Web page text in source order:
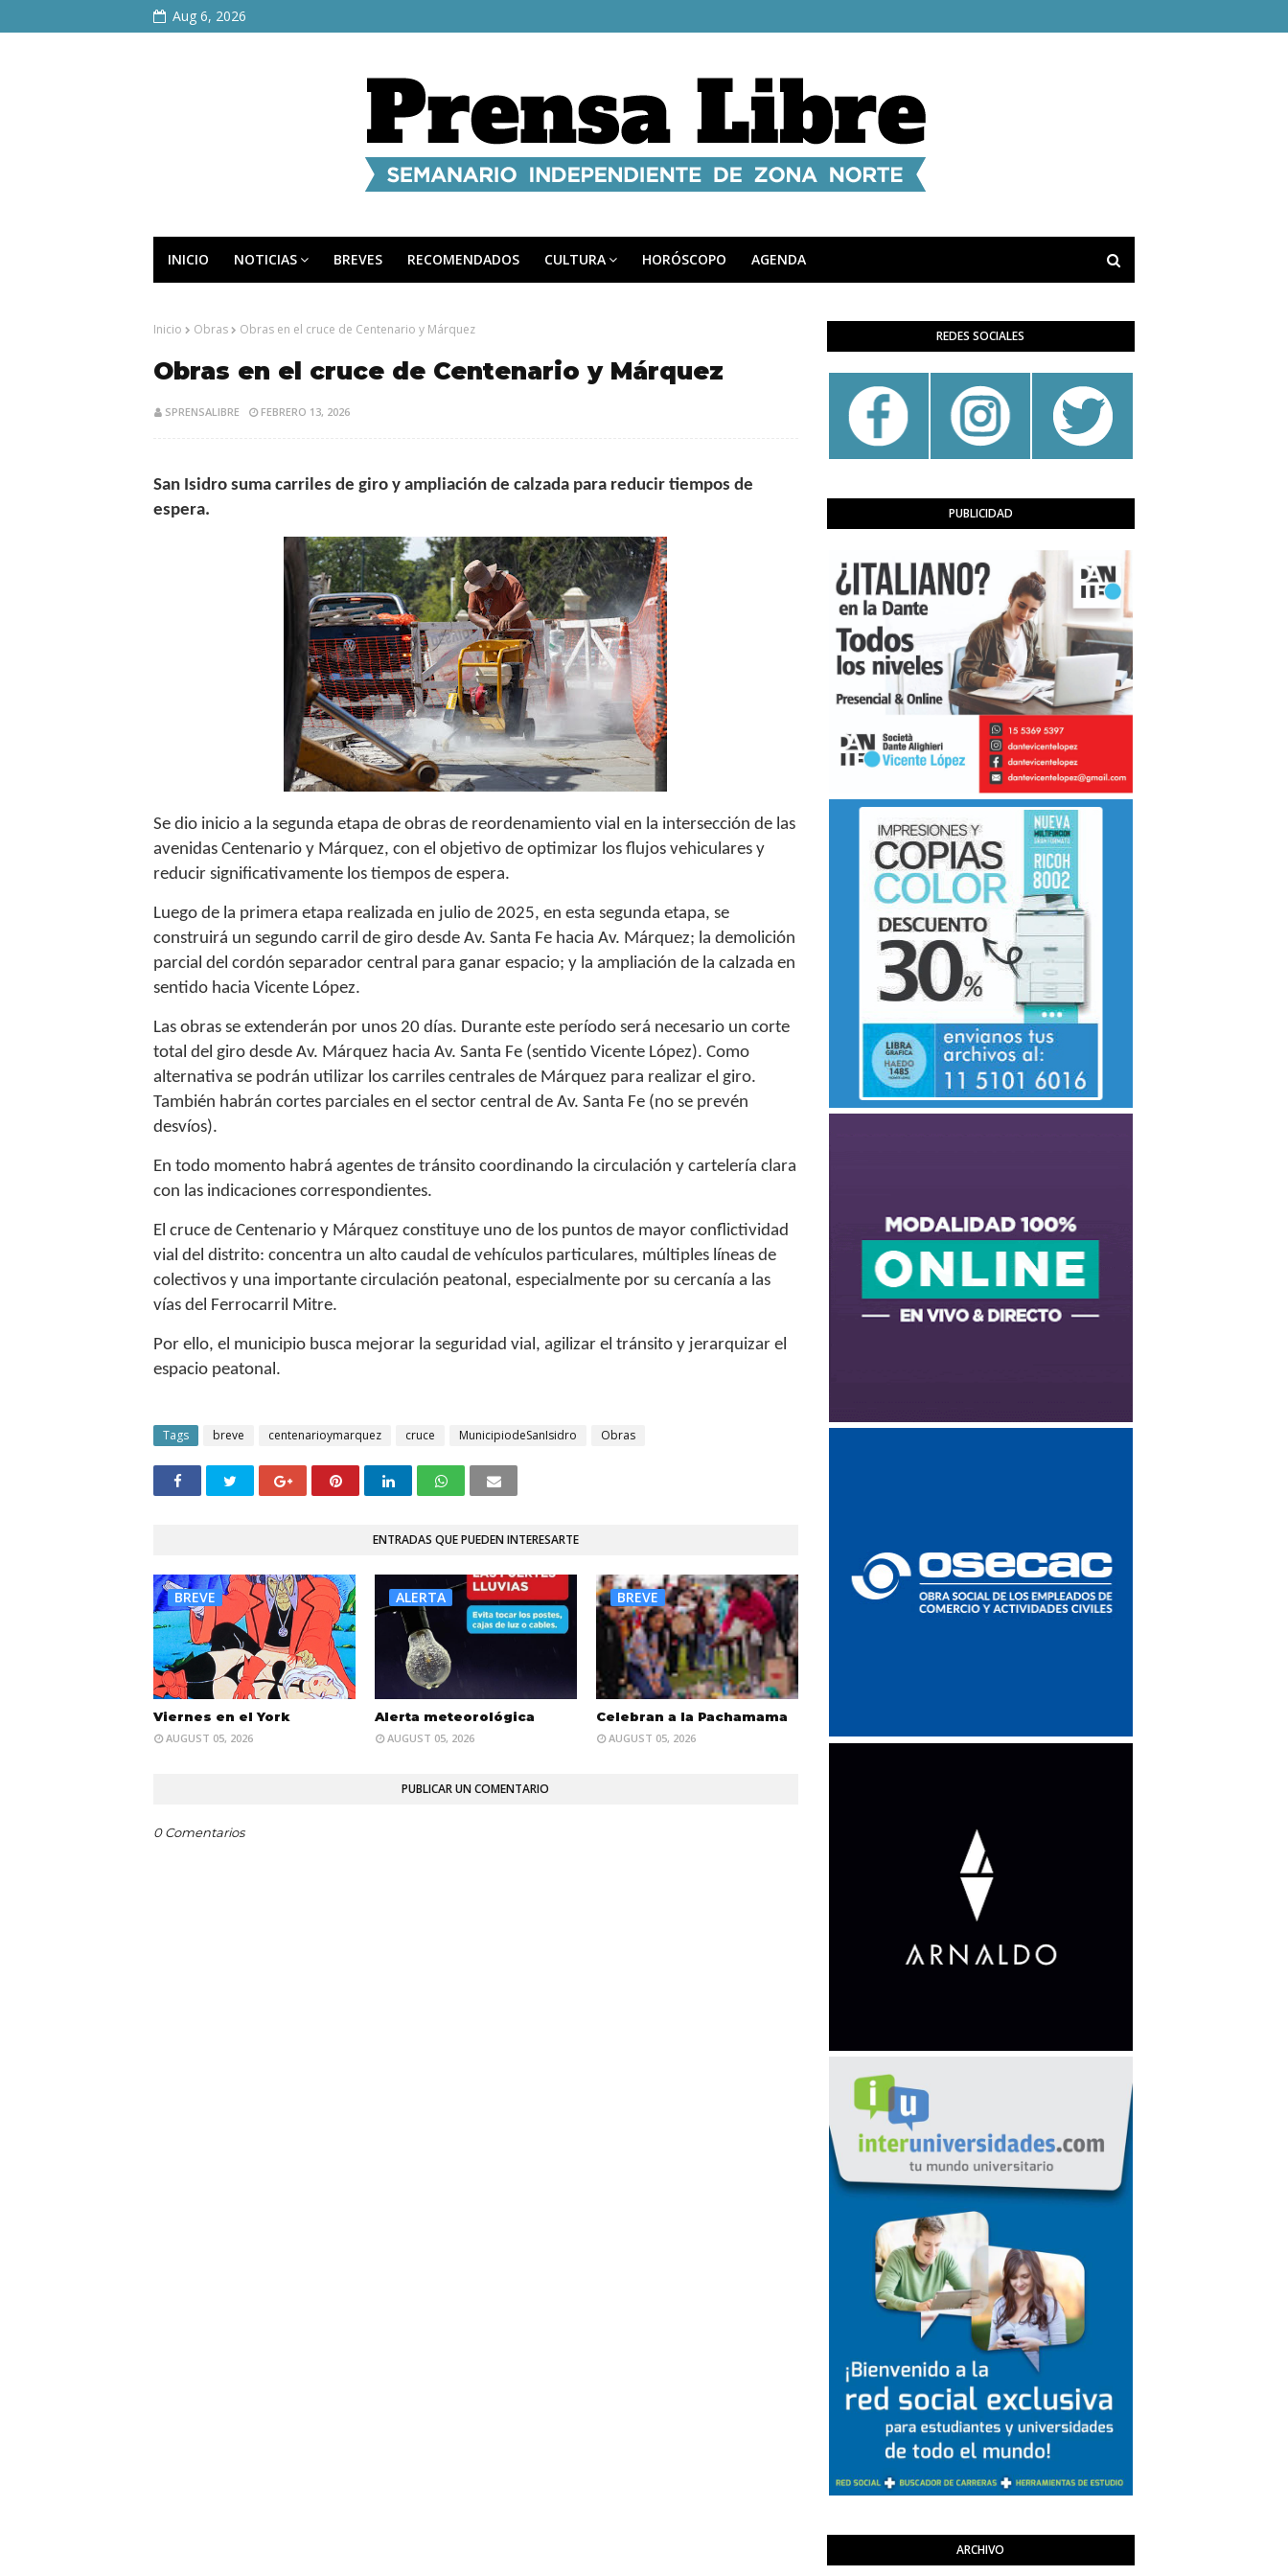
Aug 6, 2026
INICIO NOTICIAS BREVES RECOMENDADOS CULTURA HORÓSCOPO AGENDA
Inicio Obras Obras en el cruce de Centenario y Márquez
Obras en el cruce de Centenario y Márquez
SPRENSALIBRE FEBRERO 13, 2026
San Isidro suma carriles de giro y ampliación de calzada para reducir tiempos de
espera.
Se dio inicio a la segunda etapa de obras de reordenamiento vial en la intersección de las
avenidas Centenario y Márquez, con el objetivo de optimizar los flujos vehiculares y
reducir significativamente los tiempos de espera.
Luego de la primera etapa realizada en julio de 2025, en esta segunda etapa, se
construirá un segundo carril de giro desde Av. Santa Fe hacia Av. Márquez; la demolición
parcial del cordón separador central para ganar espacio; y la ampliación de la calzada en
sentido hacia Vicente López.
Las obras se extenderán por unos 20 días. Durante este período será necesario un corte
total del giro desde Av. Márquez hacia Av. Santa Fe (sentido Vicente López). Como
alternativa se podrán utilizar los carriles centrales de Márquez para realizar el giro.
También habrán cortes parciales en el sector central de Av. Santa Fe (no se prevén
desvíos).
En todo momento habrá agentes de tránsito coordinando la circulación y cartelería clara
con las indicaciones correspondientes.
El cruce de Centenario y Márquez constituye uno de los puntos de mayor conflictividad
vial del distrito: concentra un alto caudal de vehículos particulares, múltiples líneas de
colectivos y una importante circulación peatonal, especialmente por su cercanía a las
vías del Ferrocarril Mitre.
Por ello, el municipio busca mejorar la seguridad vial, agilizar el tránsito y jerarquizar el
espacio peatonal.
Tags breve centenarioymarquez cruce MunicipiodeSanIsidro Obras
ENTRADAS QUE PUEDEN INTERESARTE
BREVE
Viernes en el York
AUGUST 05, 2026
ALERTA
Alerta meteorológica
AUGUST 05, 2026
BREVE
Celebran a la Pachamama
AUGUST 05, 2026
PUBLICAR UN COMENTARIO
0 Comentarios
REDES SOCIALES
PUBLICIDAD
ARCHIVO